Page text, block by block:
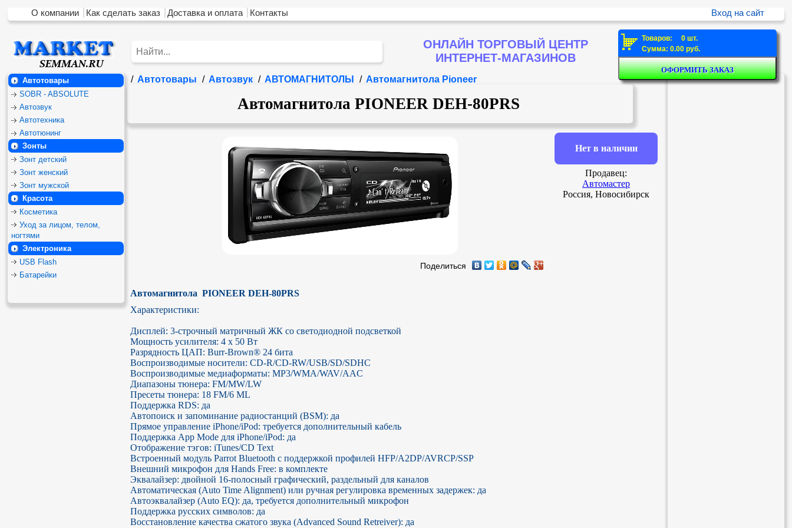
О компании Как сделать заказ Доставка и оплата Контакты Вход на сайт
ОНЛАЙН ТОРГОВЫЙ ЦЕНТР
ИНТЕРНЕТ-МАГАЗИНОВ
Товаров: 0 шт.
Сумма: 0.00 руб.
Автотовары
SOBR - ABSOLUTE
Автозвук
Автотехника
Автотюнинг
Зонты
Зонт детский
Зонт женский
Зонт мужской
Красота
Косметика
Уход за лицом, телом,
ногтями
Электроника
USB Flash
Батарейки
/ Автотовары / Автозвук / АВТОМАГНИТОЛЫ / Автомагнитола Pioneer
Автомагнитола PIONEER DEH-80PRS
Поделиться
Автомагнитола  PIONEER DEH-80PRS
Характеристики:
Дисплей: 3-строчный матричный ЖК со светодиодной подсветкой
Мощность усилителя: 4 x 50 Вт
Разрядность ЦАП: Burr-Brown® 24 бита
Воспроизводимые носители: CD-R/CD-RW/USB/SD/SDHC
Воспроизводимые медиаформаты: MP3/WMA/WAV/AAC
Диапазоны тюнера: FM/MW/LW
Пресеты тюнера: 18 FM/6 ML
Поддержка RDS: да
Автопоиск и запоминание радиостанций (BSM): да
Прямое управление iPhone/iPod: требуется дополнительный кабель
Поддержка App Mode для iPhone/iPod: да
Отображение тэгов: iTunes/CD Text
Встроенный модуль Parrot Bluetooth с поддержкой профилей HFP/A2DP/AVRCP/SSP
Внешний микрофон для Hands Free: в комплекте
Эквалайзер: двойной 16-полосный графический, раздельный для каналов
Автоматическая (Auto Time Alignment) или ручная регулировка временных задержек: да
Автоэквалайзер (Auto EQ): да, требуется дополнительный микрофон
Поддержка русских символов: да
Восстановление качества сжатого звука (Advanced Sound Retreiver): да
Нет в наличии
Продавец:
Автомастер
Россия, Новосибирск